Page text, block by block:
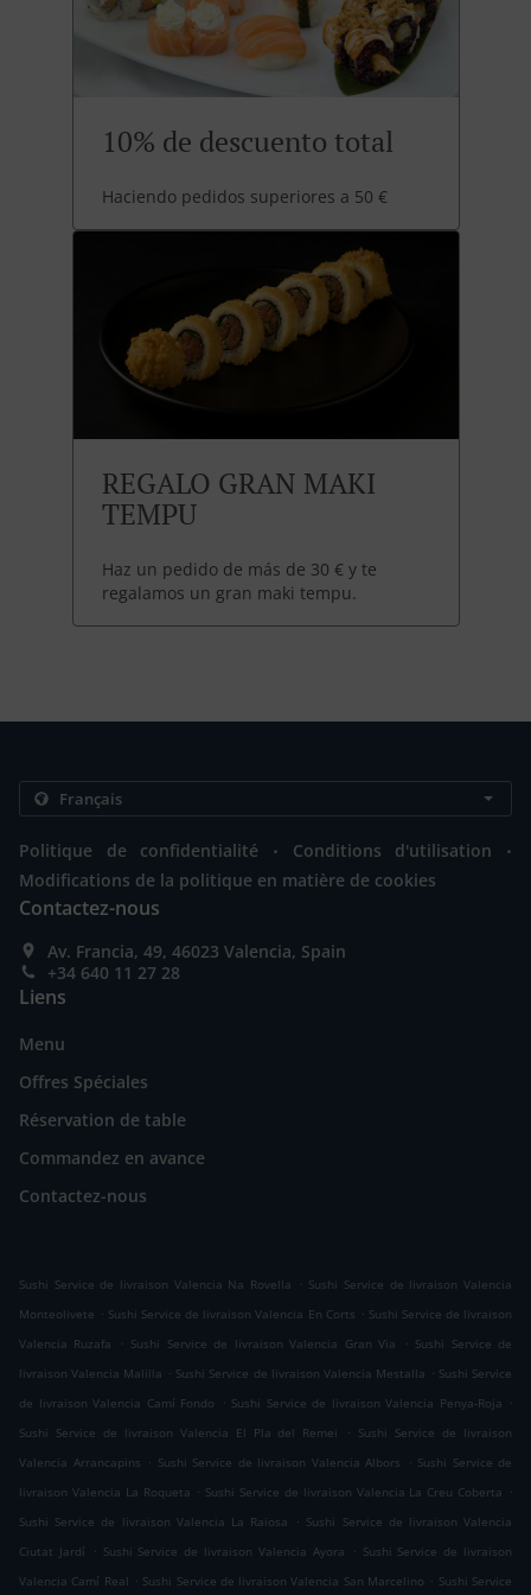
10% de descuento total
Haciendo pedidos superiores a 50 €
REGALO GRAN MAKI
TEMPU
Haz un pedido de más de 30 € y te
regalamos un gran maki tempu.
Politique de confidentialité . Conditions d'utilisation .
Modifications de la politique en matière de cookies
Contactez-nous
Av. Francia, 49, 46023 Valencia, Spain
+34 640 11 27 28
Liens
Menu
Offres Spéciales
Réservation de table
Commandez en avance
Contactez-nous
Sushi Service de livraison Valencia Na Rovella . Sushi Service de livraison Valencia
Monteolivete . Sushi Service de livraison Valencia En Corts . Sushi Service de livraison
Valencia Ruzafa
. Sushi Service de livraison Valencia Gran Via . Sushi Service de
livraison Valencia Malilla . Sushi Service de livraison Valencia Mestalla . Sushi Service
de livraison Valencia Camí Fondo
. Sushi Service de livraison Valencia Penya-Roja .
Sushi Service de livraison Valencia El Pla del Remei
. Sushi Service de livraison
Valencia Arrancapins . Sushi Service de livraison Valencia Albors . Sushi Service de
livraison Valencia La Roqueta . Sushi Service de livraison Valencia La Creu Coberta .
Sushi Service de livraison Valencia La Raiosa
. Sushi Service de livraison Valencia
Ciutat Jardí
. Sushi Service de livraison Valencia Ayora . Sushi Service de livraison
Valencia Camí Real . Sushi Service de livraison Valencia San Marcelino . Sushi Service